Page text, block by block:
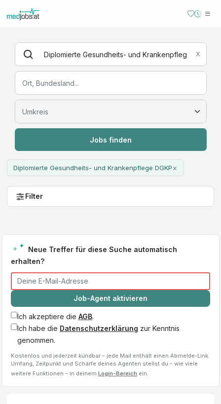
X
Jobs finden
Diplomierte Gesundheits- und Krankenpflege DGKP×
Filter
Neue Treffer für diese Suche automatisch
erhalten?
Job-Agent aktivieren
Ich akzeptiere die AGB.
Ich habe die Datenschutzerklärung zur Kenntnis
genommen.
Kostenlos und jederzeit kündbar – jede Mail enthält einen Abmelde-Link.
Umfang, Zeitpunkt und Schärfe deines Agenten stellst du – wie viele
weitere Funktionen – in deinem Login-Bereich ein.